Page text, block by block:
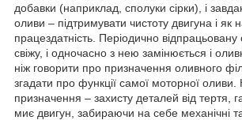
добавки (наприклад, сполуки сірки), і
оливи – підтримувати чистоту двигуна і як
працездатність. Періодично
свіжу, і одночасно з нею замінюється і
ніж говорити про призначення оливного
згадати про функції самої моторної оливи.
призначення – захисту деталей від тертя,
миє двигун, забираючи на себе механічні та